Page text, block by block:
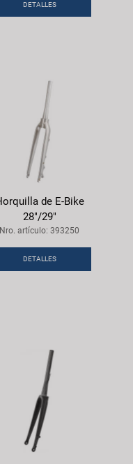
DETALLES
de E-Bike
28"/29"
Nro. artículo: 393250
DETALLES